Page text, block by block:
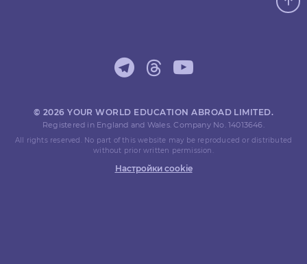
© 2026 YOUR WORLD EDUCATION ABROAD LIMITED.
Registered in England and Wales. Company No. 14013646.
All rights reserved. No part of this website may be reproduced or distributed
without prior written permission.
Настройки cookie